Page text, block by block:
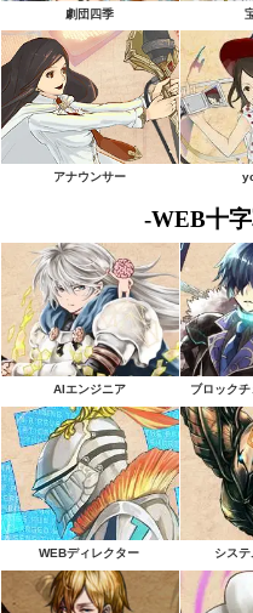
劇団四季
アナウンサー
-WEB十
AIエンジニア ブロック
WEBディレクター シス